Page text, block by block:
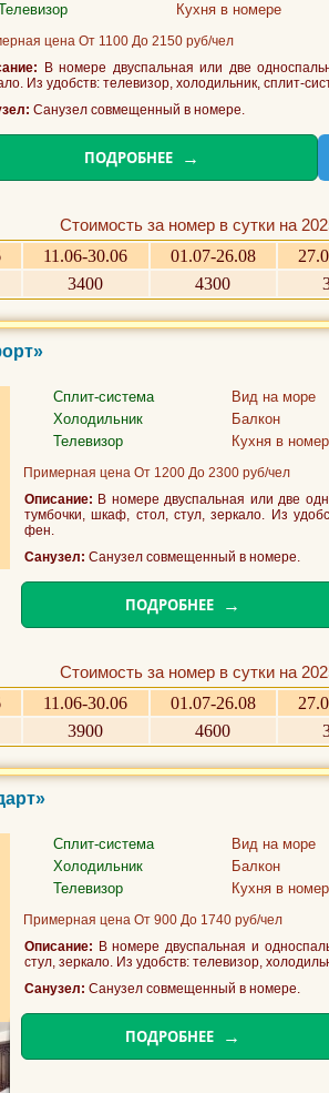
Кухня в номере
цена От 1100 До 2150 руб/чел
В номере двуспальная или две
Из удобств: телевизор, холодильник, сплит-
Санузел совмещенный в номере.
ПОДРОБНЕЕ
Стоимость за номер в сутки на
11.06-30.06 01.07-26.08
3400 4300
Сплит-система
Холодильник
Телевизор
Вид на море
Балкон
Кухня в
Примерная цена От 1200 До 2300 руб/чел
Описание: В номере двуспальная или две
тумбочки, шкаф, стол, стул, зеркало. Из
фен.
Санузел: Санузел совмещенный в номере.
ПОДРОБНЕЕ
Стоимость за номер в сутки на
11.06-30.06 01.07-26.08
3900 4600
Фото 5 из 10
Сплит-система
Холодильник
Телевизор
Вид на море
Балкон
Кухня в
Примерная цена От 900 До 1740 руб/чел
Описание: В номере двуспальная и
стул, зеркало. Из удобств: телевизор,
Санузел: Санузел совмещенный в номере.
ПОДРОБНЕЕ